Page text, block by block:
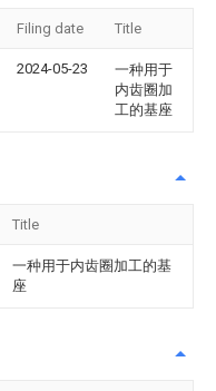
Filing date Title
2024-05-23
一种用于
内齿圈加
工的基座
Title
一种用于内齿圈加工的基
座